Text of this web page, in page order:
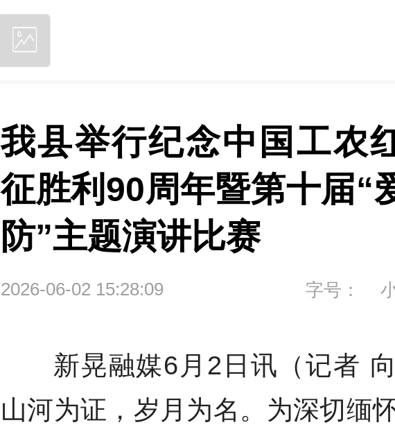
我县举行纪念中国工农
征胜利90周年暨第十届“
防”主题演讲比赛
2026-06-02 15:28:09 字号：
新晃融媒6月2日讯（记者
山河为证，岁月为名。为深切缅